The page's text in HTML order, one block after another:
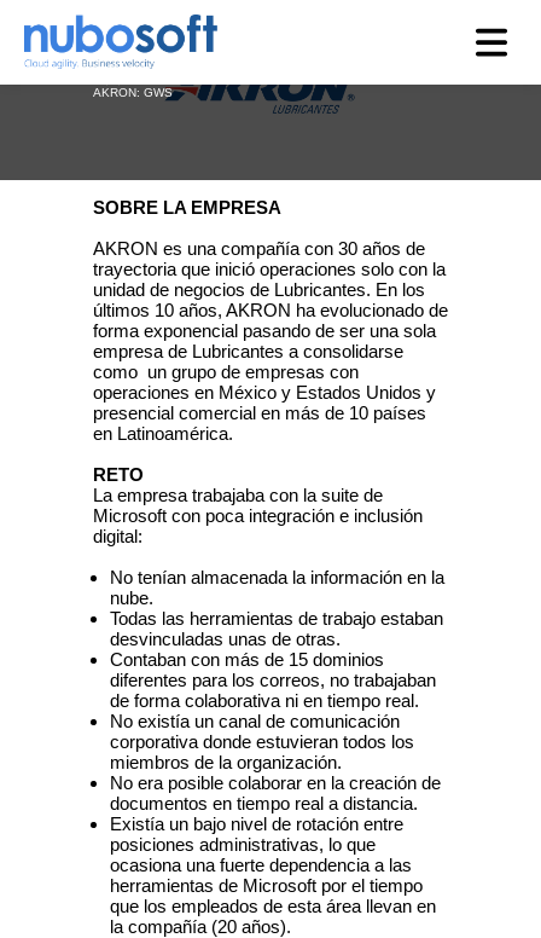
AKRON: GWS
SOBRE LA EMPRESA
AKRON es una compañía con 30 años de
trayectoria que inició operaciones solo con la
unidad de negocios de Lubricantes. En los
últimos 10 años, AKRON ha evolucionado de
forma exponencial pasando de ser una sola
empresa de Lubricantes a consolidarse
como un grupo de empresas con
operaciones en México y Estados Unidos y
presencial comercial en más de 10 países
en Latinoamérica.
RETO
La empresa trabajaba con la suite de
Microsoft con poca integración e inclusión
digital:
No tenían almacenada la información en la
nube.
Todas las herramientas de trabajo estaban
desvinculadas unas de otras.
Contaban con más de 15 dominios
diferentes para los correos, no trabajaban
de forma colaborativa ni en tiempo real.
No existía un canal de comunicación
corporativa donde estuvieran todos los
miembros de la organización.
No era posible colaborar en la creación de
documentos en tiempo real a distancia.
Existía un bajo nivel de rotación entre
posiciones administrativas, lo que
ocasiona una fuerte dependencia a las
herramientas de Microsoft por el tiempo
que los empleados de esta área llevan en
la compañía (20 años).